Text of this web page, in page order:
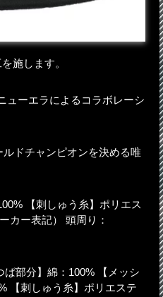
施します。
ューエラによるコラボレーシ
ドチャンピオンを決める唯
【刺しゅう糸】ポリエス
カー表記） 頭周り：
部分】綿：100% 【メッシ
【刺しゅう糸】ポリエステ